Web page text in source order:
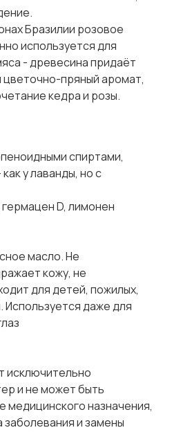
Бразилии розовое
используется для
- древесина придаёт
цветочно-пряный аромат,
кедра и розы.
спиртами,
у лаванды, но с
D, лимонен
масло. Не
кожу, не
для детей, пожилых,
даже для
исключительно
и не может быть
медицинского назначения,
заболевания и замены